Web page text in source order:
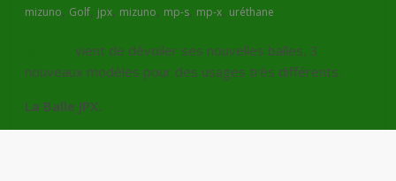
mizuno, Golf, jpx, mizuno, mp-s, mp-x, uréthane
vient de dévoiler ses nouvelles balles, 3
nouveaux modèles pour des usages très différents.
La Balle JPX.